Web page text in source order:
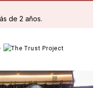
de 2 años.